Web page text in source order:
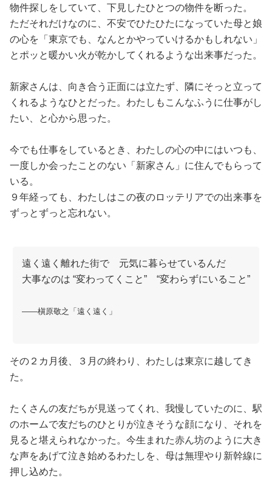
物件探しをしていて、下見したひとつの物件を断った。
ただそれだけなのに、不安でひたひたになっていた母と娘
の心を「東京でも、なんとかやっていけるかもしれない」
とポッと暖かい火が乾かしてくれるような出来事だった。
新家さんは、向き合う正面には立たず、隣にそっと立って
くれるようなひとだった。わたしもこんなふうに仕事がし
たい、と心から思った。
今でも仕事をしているとき、わたしの心の中にはいつも、
一度しか会ったことのない「新家さん」に住んでもらって
いる。
９年経っても、わたしはこの夜のロッテリアでの出来事を
ずっとずっと忘れない。
遠く遠く離れた街で 元気に暮らせているんだ
大事なのは “変わってくこと” “変わらずにいること”
――槇原敬之「遠く遠く」
その２カ月後、３月の終わり、わたしは東京に越してき
た。
たくさんの友だちが見送ってくれ、我慢していたのに、駅
のホームで友だちのひとりが泣きそうな顔になり、それを
見ると堪えられなかった。今生まれた赤ん坊のように大き
な声をあげて泣き始めるわたしを、母は無理やり新幹線に
押し込めた。